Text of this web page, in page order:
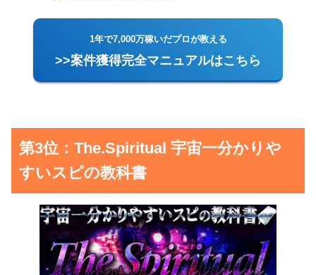
1年で7,000万稼いだプロが教える
>>案件獲得完全マニュアルはこちら
第3位：The.Spiritual 宇宙一分かりや
すいスピの教科書